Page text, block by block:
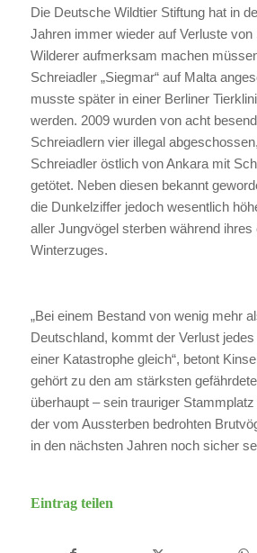
Die Deutsche Wildtier Stiftung hat in
Jahren immer wieder auf Verluste
Wilderer aufmerksam machen
Schreiadler „Siegmar“ auf Malta
musste später in einer Berliner
werden. 2009 wurden von acht
Schreiadlern vier illegal
Schreiadler östlich von Ankara mit
getötet. Neben diesen bekannt
die Dunkelziffer jedoch wesentlich
aller Jungvögel sterben während ihres
Winterzuges.
„Bei einem Bestand von wenig mehr
Deutschland, kommt der Verlust
einer Katastrophe gleich“, betont
gehört zu den am stärksten
überhaupt – sein trauriger
der vom Aussterben bedrohten
in den nächsten Jahren noch sicher
Eintrag teilen